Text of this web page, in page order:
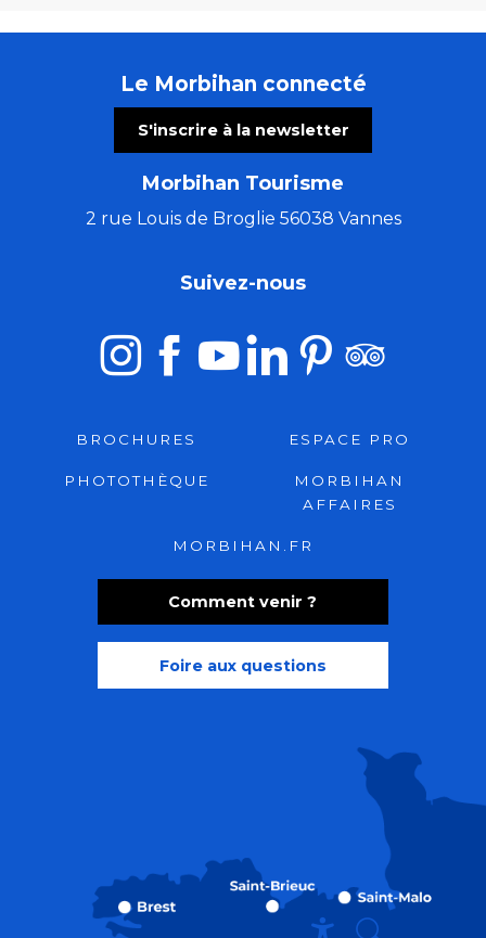
Le Morbihan connecté
S'inscrire à la newsletter
Morbihan Tourisme
2 rue Louis de Broglie 56038 Vannes
Comment venir ?
Foire aux questions
Suivez-nous
BROCHURES ESPACE PRO
PHOTOTHÈQUE
MORBIHAN
AFFAIRES
MORBIHAN.FR